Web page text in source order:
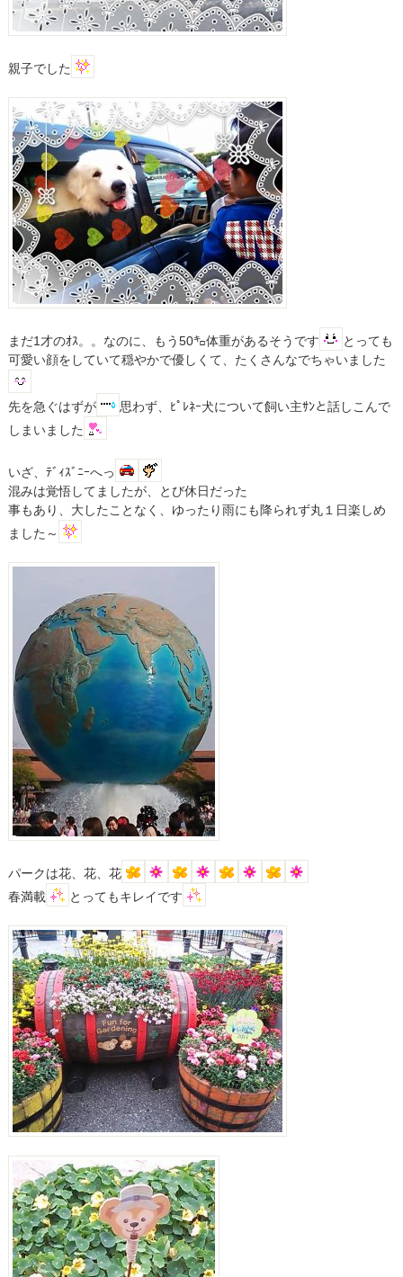
親子でした
まだ1才のｵｽ。。なのに、もう50㌔体重があるそうです
とっても
可愛い顔をしていて穏やかで優しくて、たくさんなでちゃいました
先を急ぐはずが
思わず、ﾋﾟﾚﾈｰ犬について飼い主ｻﾝと話しこんで
しまいました
いざ、ﾃﾞｨｽﾞﾆｰへっ
混みは覚悟してましたが、とび休日だった
事もあり、大したことなく、ゆったり雨にも降られず丸１日楽しめ
ました～
パークは花、花、花
春満載
とってもキレイです